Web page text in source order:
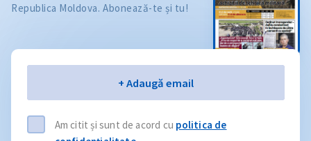
Republica Moldova. Abonează-te și tu!
+ Adaugă email
Am citit și sunt de acord cu politica de